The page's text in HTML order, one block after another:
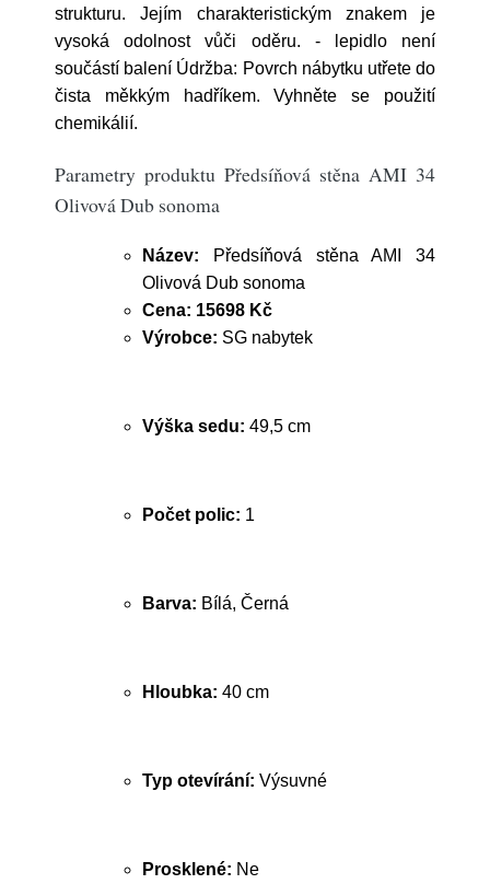
strukturu. Jejím charakteristickým znakem je
vysoká odolnost vůči oděru. - lepidlo není
součástí balení Údržba: Povrch nábytku utřete do
čista měkkým hadříkem. Vyhněte se použití
chemikálií.
Parametry produktu Předsíňová stěna AMI 34
Olivová Dub sonoma
Název: Předsíňová stěna AMI 34
Olivová Dub sonoma
Cena: 15698 Kč
Výrobce: SG nabytek
Výška sedu: 49,5 cm
Počet polic: 1
Barva: Bílá, Černá
Hloubka: 40 cm
Typ otevírání: Výsuvné
Prosklené: Ne